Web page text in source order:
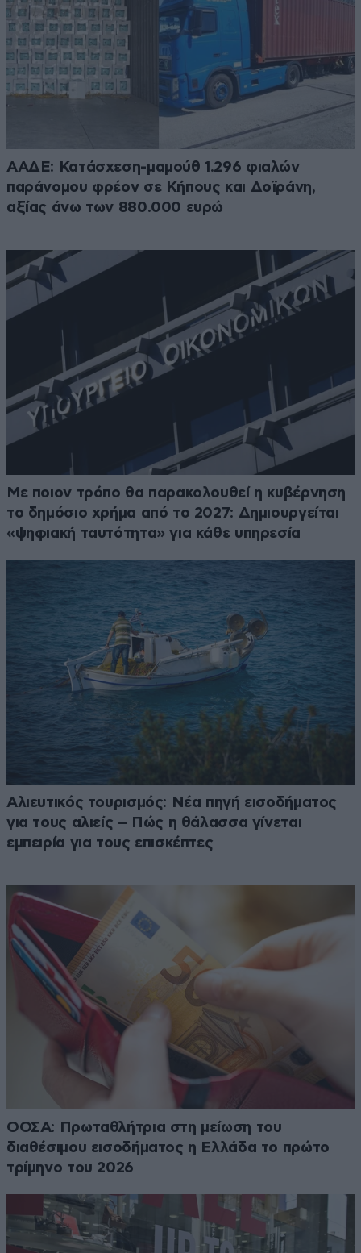
ΑΑΔΕ: Κατάσχεση-μαμούθ 1.296 φιαλών
παράνομου φρέον σε Κήπους και Δοϊράνη,
αξίας άνω των 880.000 ευρώ
Με ποιον τρόπο θα παρακολουθεί η κυβέρνηση
το δημόσιο χρήμα από το 2027: Δημιουργείται
«ψηφιακή ταυτότητα» για κάθε υπηρεσία
Αλιευτικός τουρισμός: Νέα πηγή εισοδήματος
για τους αλιείς – Πώς η θάλασσα γίνεται
εμπειρία για τους επισκέπτες
ΟΟΣΑ: Πρωταθλήτρια στη μείωση του
διαθέσιμου εισοδήματος η Ελλάδα το πρώτο
τρίμηνο του 2026